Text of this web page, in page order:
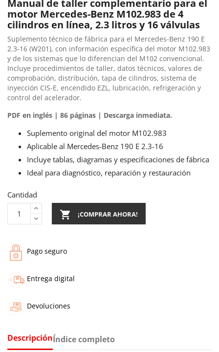
Manual de taller complementario para el
motor Mercedes-Benz M102.983 de 4
cilindros en línea, 2.3 litros y 16 válvulas
Suplemento técnico de fábrica para el Mercedes-Benz 190 E
2.3-16 (W201), con información específica del motor M102.983
y de los sistemas que lo diferencian del M102 convencional.
Incluye procedimientos de taller, datos técnicos, valores de
comprobación, distribución, tapa de cilindros, sistema de
inyección CIS-E, encendido EZL, lubricación, refrigeración y
control del acelerador.
PDF en inglés | 86 páginas | Descarga inmediata.
Suplemento original del motor M102.983
Aplicable al Mercedes-Benz 190 E 2.3-16
Incluye tablas, diagramas y especificaciones de fábrica
Ideal para diagnóstico, reparación y restauración
Cantidad
 ¡COMPRAR AHORA!
Pago seguro
Entrega digital
Devoluciones
DescripciónÍndice completo